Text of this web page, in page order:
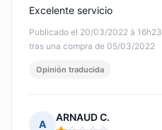
Publicado el 20/03/2022 à 16h23
tras una compra de 05/03/2022
Excelente servicio
Opinión traducida
A
ARNAUD C.